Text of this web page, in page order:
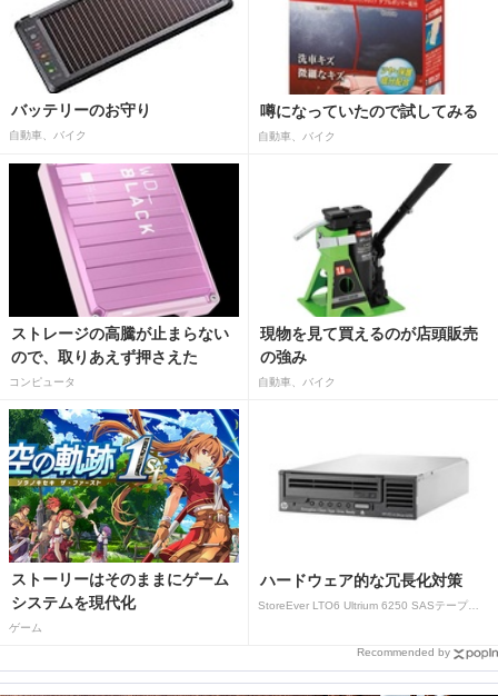
バッテリーのお守り
自動車、バイク
噂になっていたので試してみる
自動車、バイク
ストレージの高騰が止まらない
ので、取りあえず押さえた
コンピュータ
現物を見て買えるのが店頭販売
の強み
自動車、バイク
ストーリーはそのままにゲーム
システムを現代化
ゲーム
ハードウェア的な冗長化対策
Recommended by